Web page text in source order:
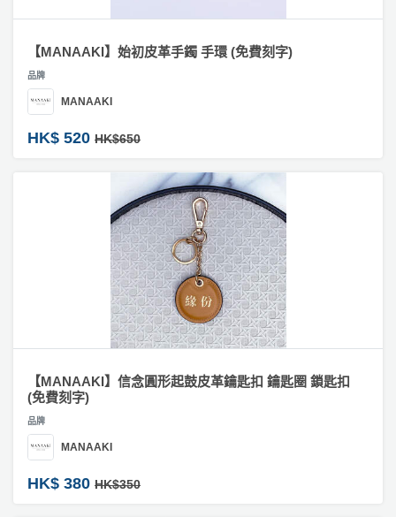
【MANAAKI】始初皮革手鐲 手環 (免費刻字)
品牌
MANAAKI
HK$ 520 HK$650
【MANAAKI】信念圓形起鼓皮革鑰匙扣 鑰匙圈 鎖匙扣
(免費刻字)
品牌
MANAAKI
HK$ 380 HK$350